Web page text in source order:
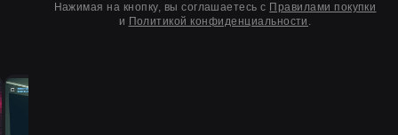
Нажимая на кнопку, вы соглашаетесь с Правилами покупки
и Политикой конфиденциальности .